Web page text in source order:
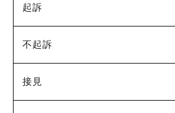
起訴
不起訴
接見